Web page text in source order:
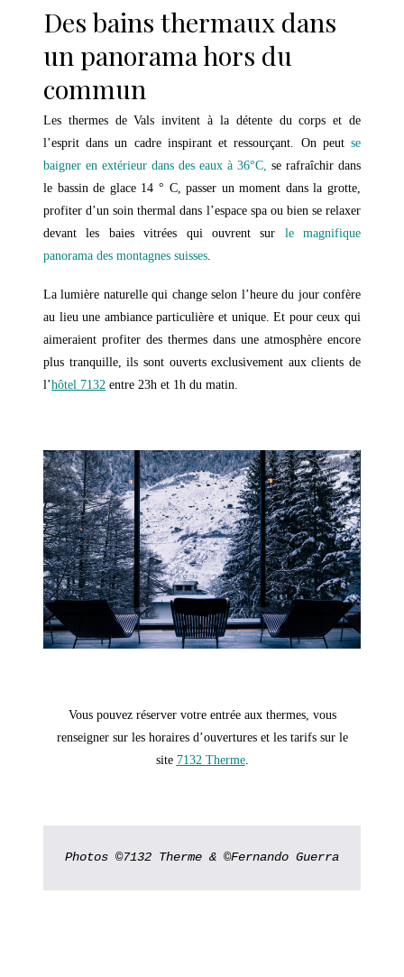
Des bains thermaux dans
un panorama hors du
commun
Les thermes de Vals invitent à la détente du corps et de
l’esprit dans un cadre inspirant et ressourçant. On peut se
baigner en extérieur dans des eaux à 36°C, se rafraîchir dans
le bassin de glace 14 ° C, passer un moment dans la grotte,
profiter d’un soin thermal dans l’espace spa ou bien se relaxer
devant les baies vitrées qui ouvrent sur le magnifique
panorama des montagnes suisses.
La lumière naturelle qui change selon l’heure du jour confère
au lieu une ambiance particulière et unique. Et pour ceux qui
aimeraient profiter des thermes dans une atmosphère encore
plus tranquille, ils sont ouverts exclusivement aux clients de
l’hôtel 7132 entre 23h et 1h du matin.
Vous pouvez réserver votre entrée aux thermes, vous
renseigner sur les horaires d’ouvertures et les tarifs sur le
site 7132 Therme.
Photos ©7132 Therme &